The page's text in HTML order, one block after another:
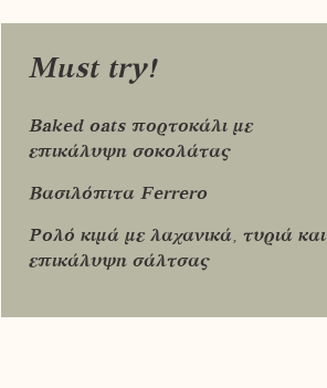
Must try!
Baked oats πορτοκάλι με
επικάλυψη σοκολάτας
Βασιλόπιτα Ferrero
Ρολό κιμά με λαχανικά, τυριά και
επικάλυψη σάλτσας